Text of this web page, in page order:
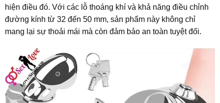
hiện điều đó. Với các lỗ thoáng khí và khả năng điều chỉnh
đường kính từ 32 đến 50 mm, sản phẩm này không chỉ
mang lại sự thoải mái mà còn đảm bảo an toàn tuyệt đối.